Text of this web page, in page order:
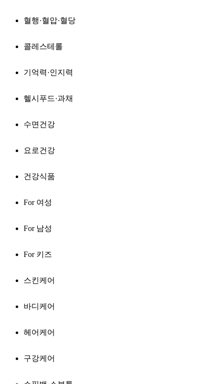
혈행·혈압·혈당
콜레스테롤
기억력·인지력
헬시푸드·과채
수면건강
요로건강
건강식품
For 여성
For 남성
For 키즈
스킨케어
바디케어
헤어케어
구강케어